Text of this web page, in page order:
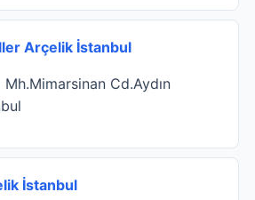
Arçelik İstanbul
Mh.Mimarsinan Cd.Aydın
İstanbul